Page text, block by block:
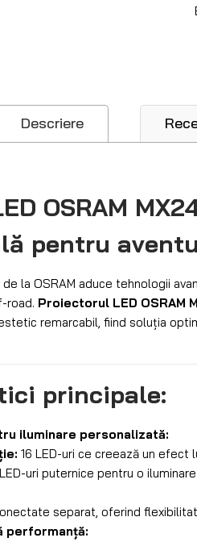
Descriere
OSRAM
pentru
de la OSRAM aduce tehnologii
road. Proiectorul LED OSRAM
remarcabil, fiind soluția
principale:
iluminare personalizată:
16 LED-uri ce creează un efect
uri puternice pentru o
separat, oferind
performanță: